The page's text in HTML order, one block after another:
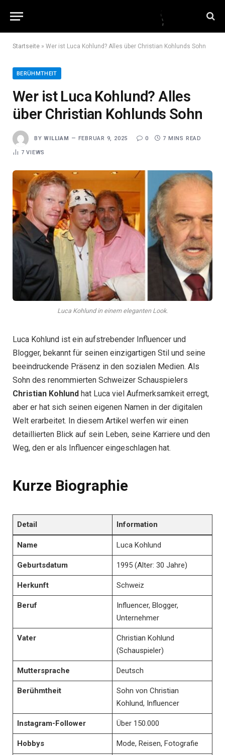
Startseite » Wer ist Luca Kohlund? Alles über Christian Kohlunds Sohn
BERÜHMTHEIT
Wer ist Luca Kohlund? Alles
über Christian Kohlunds Sohn
BY WILLIAM FEBRUAR 9, 2025 0 7 MINS READ
7VIEWS
Luca Kohlund in einem eleganten Look.
Luca Kohlund ist ein aufstrebender Influencer und
Blogger, bekannt für seinen einzigartigen Stil und seine
beeindruckende Präsenz in den sozialen Medien. Als
Sohn des renommierten Schweizer Schauspielers
Christian Kohlund hat Luca viel Aufmerksamkeit erregt,
aber er hat sich seinen eigenen Namen in der digitalen
Welt erarbeitet. In diesem Artikel werfen wir einen
detaillierten Blick auf sein Leben, seine Karriere und den
Weg, den er als Influencer eingeschlagen hat.
Kurze Biographie
Detail Information
Name Luca Kohlund
Geburtsdatum 1995 (Alter: 30 Jahre)
Herkunft Schweiz
Beruf
Influencer, Blogger,
Unternehmer
Vater
Christian Kohlund
(Schauspieler)
Muttersprache Deutsch
Berühmtheit
Sohn von Christian
Kohlund, Influencer
Instagram-Follower Über 150.000
Hobbys Mode, Reisen, Fotografie